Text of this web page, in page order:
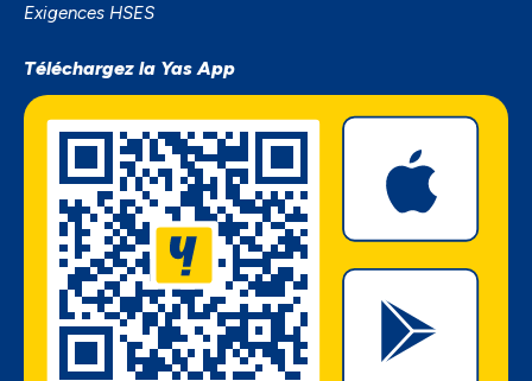
Exigences HSES
Téléchargez la Yas App